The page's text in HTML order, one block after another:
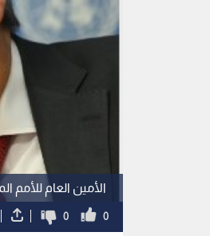
الأمين العام للأمم
0
0